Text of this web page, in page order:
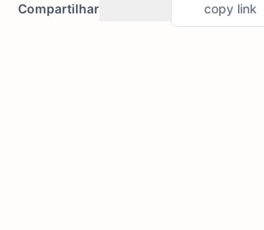
Compartilhar copy link